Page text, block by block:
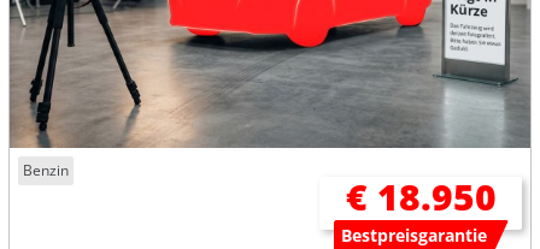
Benzin
€ 18.950
Bestpreisgarantie